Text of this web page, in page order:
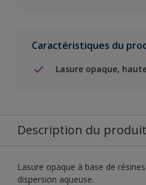
Caractéristiques du
Lasure opaque,
Description du produit
Lasure opaque à base de
dispersion aqueuse.